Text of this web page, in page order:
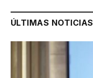
ÚLTIMAS NOTICIAS